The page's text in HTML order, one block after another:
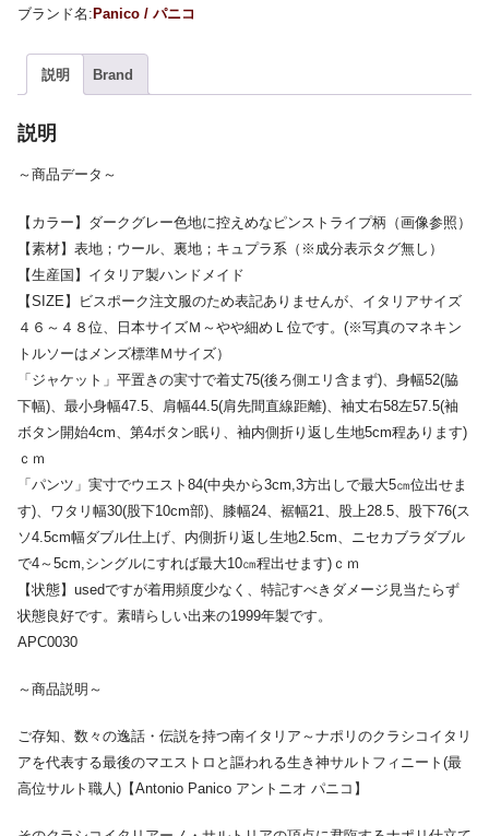
Panico / パニコ
説明 Brand
説明
～商品データ～
【カラー】ダークグレー色地に控えめなピンストライプ柄（画像参照）
【素材】表地；ウール、裏地；キュプラ系（※成分表示タグ無し）
【生産国】イタリア製ハンドメイド
【SIZE】ビスポーク注文服のため表記ありませんが、イタリアサイズ
４６～４８位、日本サイズＭ～やや細めＬ位です。(※写真のマネキン
トルソーはメンズ標準Ｍサイズ）
「ジャケット」平置きの実寸で着丈75(後ろ側エリ含まず)、身幅52(脇
下幅)、最小身幅47.5、肩幅44.5(肩先間直線距離)、袖丈右58左57.5(袖
ボタン開始4cm、第4ボタン眠り、袖内側折り返し生地5cm程あります)
ｃｍ
「パンツ」実寸でウエスト84(中央から3cm,3方出しで最大5㎝位出せま
す)、ワタリ幅30(股下10cm部)、膝幅24、裾幅21、股上28.5、股下76(ス
ソ4.5cm幅ダブル仕上げ、内側折り返し生地2.5cm、ニセカブラダブル
で4～5cm,シングルにすれば最大10㎝程出せます)ｃｍ
【状態】usedですが着用頻度少なく、特記すべきダメージ見当たらず
状態良好です。素晴らしい出来の1999年製です。
APC0030
～商品説明～
ご存知、数々の逸話・伝説を持つ南イタリア～ナポリのクラシコイタリ
アを代表する最後のマエストロと謳われる生き神サルトフィニート(最
高位サルト職人)【Antonio Panico アントニオ パニコ】